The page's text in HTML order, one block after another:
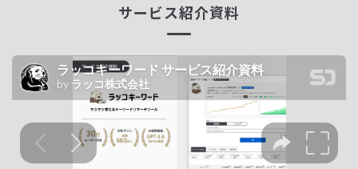
サービス紹介資料